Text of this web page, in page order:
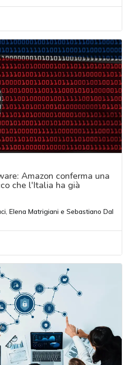
Amazon conferma una
che l'Italia ha già
, Elena Matrigiani e Sebastiano Dal